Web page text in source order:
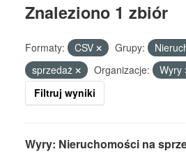
Znaleziono 1 zbiór
Formaty: CSV Grupy:
sprzedaż
Organizacje:
Wyry
Filtruj wyniki
Wyry: Nieruchomości na